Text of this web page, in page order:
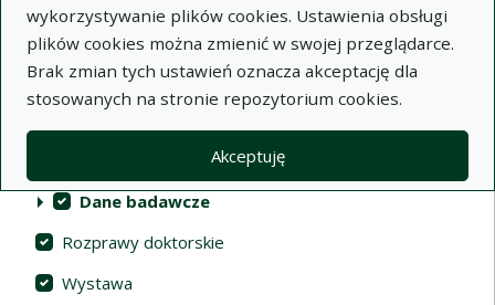
wykorzystywanie plików cookies. Ustawienia obsługi
plików cookies można zmienić w swojej przeglądarce.
Brak zmian tych ustawień oznacza akceptację dla
stosowanych na stronie repozytorium cookies.
Akceptuję
Akcje na kolekcjach Wyczyść Zaznacz wszystko
Kolekcje(automatyczne przeładowanie treści)
Publikacje naukowe
Materiały audiowizualne
Dane badawcze
Rozprawy doktorskie
Wystawa